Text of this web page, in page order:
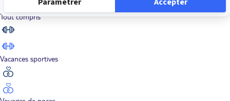
Tout compris
Vacances sportives